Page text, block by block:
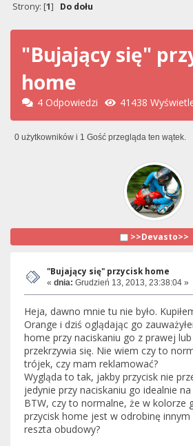
Strony: [1] Do dołu
"Bujający się"
home
4 Odpowiedzi 41438
0 użytkowników i 1 Gość przegląda ten wątek.
>>Devasto>>
"Bujający się" przycisk home
« dnia: Grudzień 13, 2013, 23:38:04 »
Heja, dawno mnie tu nie było.
Orange i dziś oglądając go
home przy naciskaniu go z prawej
przekrzywia się. Nie wiem czy to
trójek, czy mam reklamować?
Wygląda to tak, jakby przycisk nie
jedynie przy naciskaniu go idealnie
BTW, czy to normalne, że w kolorze
przycisk home jest w odrobinę innym
reszta obudowy?